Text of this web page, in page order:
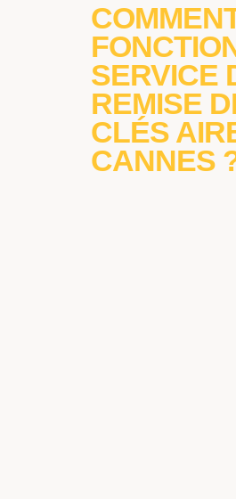
SERVICE
REMISE
CLÉS
CANNES